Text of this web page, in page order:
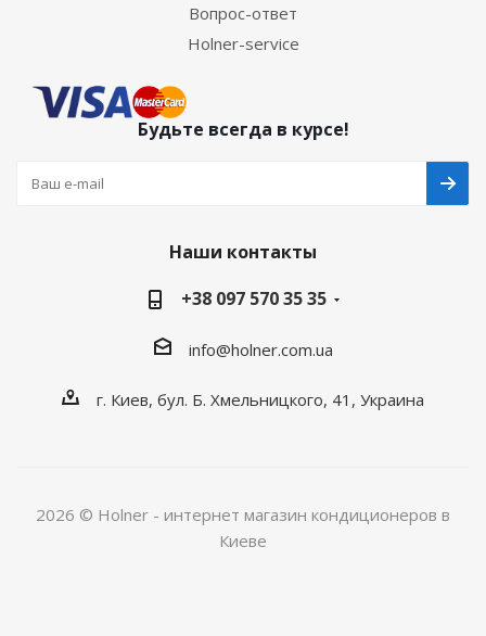
Вопрос-ответ
Holner-service
Будьте всегда в курсе!
Наши контакты
+38 097 570 35 35
info@holner.com.ua
г. Киев, бул. Б. Хмельницкого, 41, Украина
2026 © Holner - интернет магазин кондиционеров в
Киеве